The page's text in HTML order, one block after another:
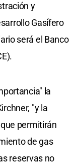
y
Gasífero
será el Banco
la
"y la
permitirán
de gas
reservas no